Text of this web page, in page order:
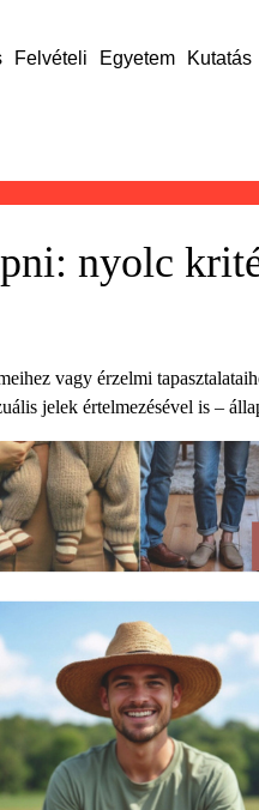
Felvételi Egyetem Kutatás
nyolc
vagy érzelmi
jelek értelmezésével is –